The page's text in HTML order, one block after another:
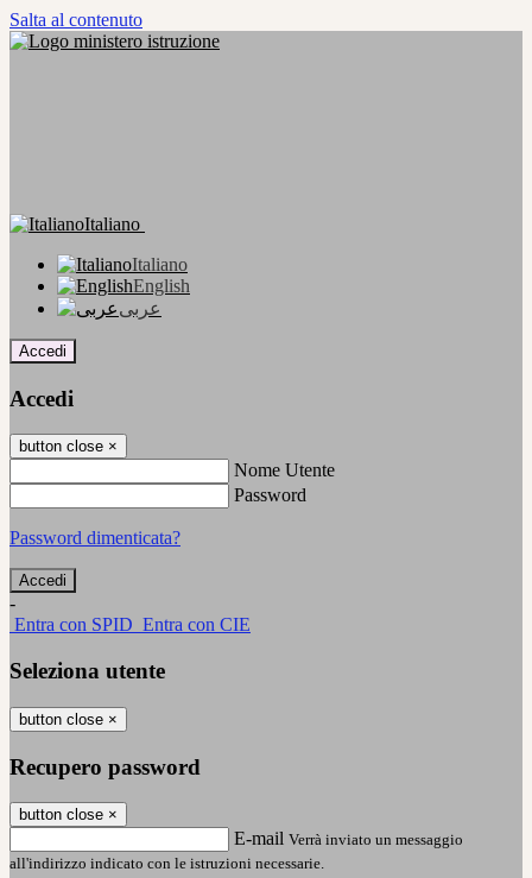
Salta al contenuto
Italiano
Italiano
English
عربى
Accedi
Accedi
button close ×
Nome Utente
Password
Password dimenticata?
-
Entra con SPID Entra con CIE
Seleziona utente
button close ×
Recupero password
button close ×
E-mail Verrà inviato un messaggio
all'indirizzo indicato con le istruzioni necessarie.